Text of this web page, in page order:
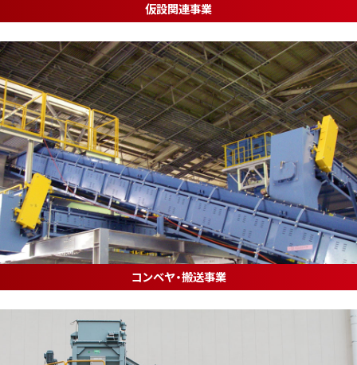
仮設関連事業
コンベヤ・搬送事業